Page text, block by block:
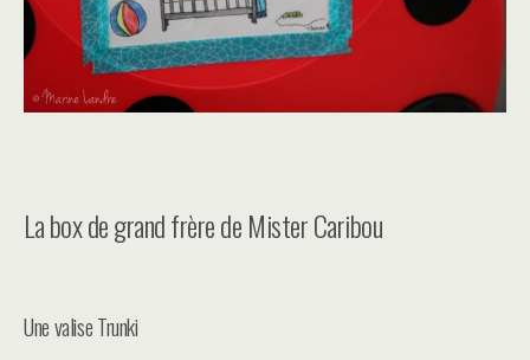
La box de grand frère de Mister Caribou
Une valise Trunki